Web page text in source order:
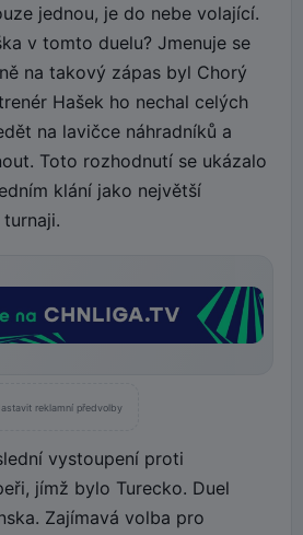
jednou, je do nebe volající.
v tomto duelu? Jmenuje se
na takový zápas byl Chorý
Hašek ho nechal celých
na lavičce náhradníků a
Toto rozhodnutí se ukázalo
klání jako největší
reklamní předvolby
vystoupení proti
jímž bylo Turecko. Duel
Zajímavá volba pro